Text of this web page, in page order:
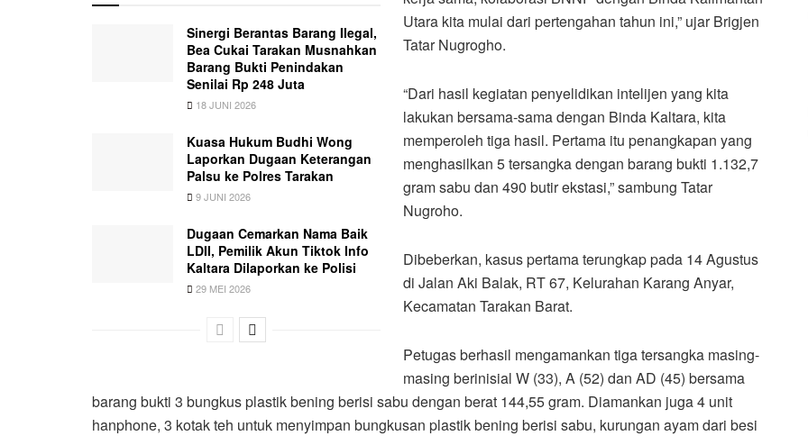
Sinergi Berantas Barang Ilegal,
Bea Cukai Tarakan Musnahkan
Barang Bukti Penindakan
Senilai Rp 248 Juta
18 JUNI 2026
Kuasa Hukum Budhi Wong
Laporkan Dugaan Keterangan
Palsu ke Polres Tarakan
9 JUNI 2026
Dugaan Cemarkan Nama Baik
LDII, Pemilik Akun Tiktok Info
Kaltara Dilaporkan ke Polisi
29 MEI 2026
Utara kita mulai dari pertengahan tahun ini,” ujar Brigjen
Tatar Nugrogho.
“Dari hasil kegiatan penyelidikan intelijen yang kita
lakukan bersama-sama dengan Binda Kaltara, kita
memperoleh tiga hasil. Pertama itu penangkapan yang
menghasilkan 5 tersangka dengan barang bukti 1.132,7
gram sabu dan 490 butir ekstasi,” sambung Tatar
Nugroho.
Dibeberkan, kasus pertama terungkap pada 14 Agustus
di Jalan Aki Balak, RT 67, Kelurahan Karang Anyar,
Kecamatan Tarakan Barat.
Petugas berhasil mengamankan tiga tersangka masing-
masing berinisial W (33), A (52) dan AD (45) bersama
barang bukti 3 bungkus plastik bening berisi sabu dengan berat 144,55 gram. Diamankan juga 4 unit
hanphone, 3 kotak teh untuk menyimpan bungkusan plastik bening berisi sabu, kurungan ayam dari besi